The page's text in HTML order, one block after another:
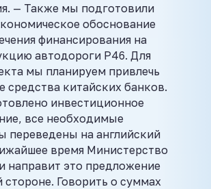
— Также мы подготовили
обоснование
финансирования на
автодороги Р46. Для
мы планируем привлечь
средства китайских банков.
инвестиционное
все необходимые
переведены на английский
время Министерство
направит это предложение
стороне. Говорить о суммах